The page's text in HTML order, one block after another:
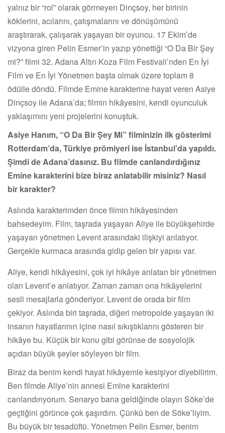
yalnız bir “rol” olarak görmeyen Dinçsoy, her birinin
köklerini, acılarını, çatışmalarını ve dönüşümünü
araştırarak, çalışarak yaşayan bir oyuncu. 17 Ekim’de
vizyona giren Pelin Esmer’in yazıp yönettiği “O Da Bir Şey
mi?” filmi 32. Adana Altın Koza Film Festivali’nden En İyi
Film ve En İyi Yönetmen başta olmak üzere toplam 8
ödülle döndü. Filmde Emine karakterine hayat veren Asiye
Dinçsoy ile Adana’da; filmin hikâyesini, kendi oyunculuk
yaklaşımını yeni projelerini konuştuk.
Asiye Hanım, “O Da Bir Şey Mi” filminizin ilk gösterimi
Rotterdam’da, Türkiye prömiyeri ise İstanbul’da yapıldı.
Şimdi de Adana’dasınız. Bu filmde canlandırdığınız
Emine karakterini bize biraz anlatabilir misiniz? Nasıl
bir karakter?
Aslında karakterimden önce filmin hikâyesinden
bahsedeyim. Film, taşrada yaşayan Aliye ile büyükşehirde
yaşayan yönetmen Levent arasındaki ilişkiyi anlatıyor.
Gerçekle kurmaca arasında gidip gelen bir yapısı var.
Aliye, kendi hikâyesini, çok iyi hikâye anlatan bir yönetmen
olan Levent’e anlatıyor. Zaman zaman ona hikâyelerini
sesli mesajlarla gönderiyor. Levent de orada bir film
çekiyor. Aslında biri taşrada, diğeri metropolde yaşayan iki
insanın hayatlarının içine nasıl sıkıştıklarını gösteren bir
hikâye bu. Küçük bir konu gibi görünse de sosyolojik
açıdan büyük şeyler söyleyen bir film.
Biraz da benim kendi hayat hikâyemle kesişiyor diyebilirim.
Ben filmde Aliye’nin annesi Emine karakterini
canlandırıyorum. Senaryo bana geldiğinde olayın Söke’de
geçtiğini görünce çok şaşırdım. Çünkü ben de Söke’liyim.
Bu büyük bir tesadüftü. Yönetmen Pelin Esmer, benim